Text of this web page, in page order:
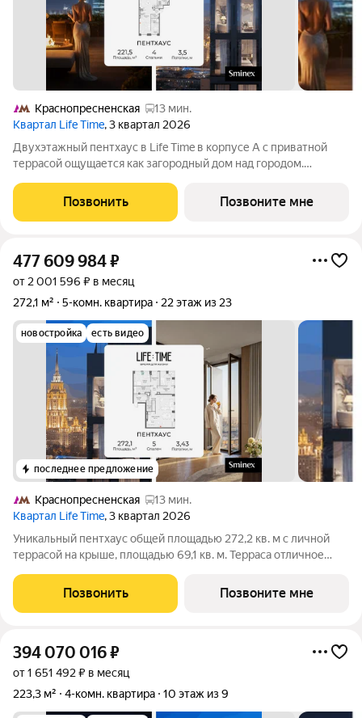
Краснопресненская
13 мин.
Квартал Life Time, 3 квартал 2026
Двухэтажный пентхаус в Life Time в корпусе А с приватной
террасой ощущается как загородный дом над городом.
камин и терраса на одном уровне с кухней-гостиной
формируют идеальное пространство для
Позвонить Позвоните мне
477 609 984₽
от 2 001 596 ₽ в месяц
272,1 м²
5-комн. квартира 22 этаж из 23
новостройка есть видео
последнее предложение
Краснопресненская
13 мин.
Квартал Life Time, 3 квартал 2026
Уникальный пентхаус общей площадью 272,2 кв. м с личной
террасой на крыше, площадью 69,1 кв. м. Терраса отличное
кинотеатр под открытым небом и зону барбекю. Панорамные
окна и высокие 3,5-метровые
Позвонить Позвоните мне
394 070 016₽
от 1 651 492 ₽ в месяц
223,3 м²
4-комн. квартира 10 этаж из 9